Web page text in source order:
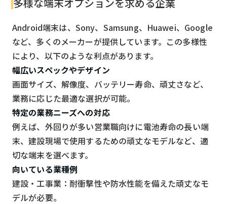
Android端末は、Sony、Samsung、Huawei、Google
など、多くのメーカーが提供しています。この多様性
により、以下のような利点があります。
幅広いスペックやデザイン
画面サイズ、解像度、バッテリー寿命、頑丈さなど、
業務に応じた最適な選択が可能。
特定の業務ニーズへの対応
例えば、外回りが多い営業職向けに電池寿命の長い端
末、建設現場で使用するための頑丈なモデルなど、適
切な端末を選べます。
向いている業種例
建設・工事業：耐衝撃性や防水性能を備えた頑丈なモ
デルが必要。